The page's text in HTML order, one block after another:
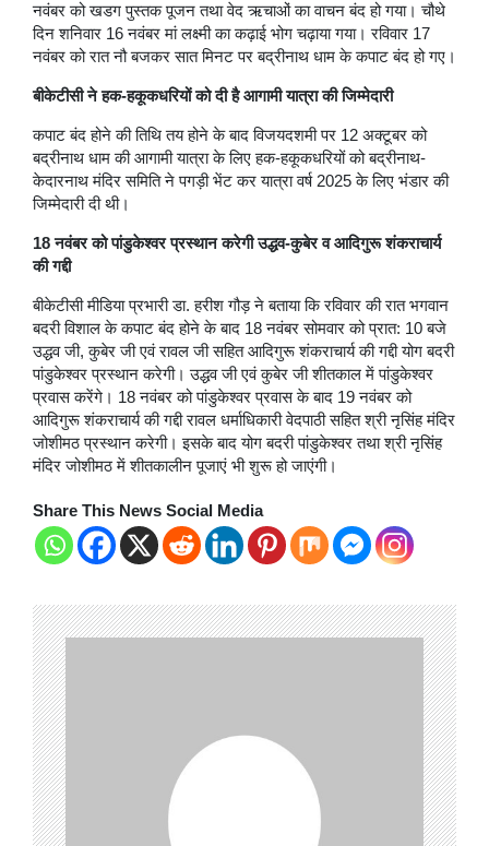
नवंबर को खडग पुस्तक पूजन तथा वेद ऋचाओं का वाचन बंद हो गया। चौथे
दिन शनिवार 16 नवंबर मां लक्ष्मी का कढ़ाई भोग चढ़ाया गया। रविवार 17
नवंबर को रात नौ बजकर सात मिनट पर बद्रीनाथ धाम के कपाट बंद हो गए।
बीकेटीसी ने हक-हकूकधरियों को दी है आगामी यात्रा की जिम्मेदारी
कपाट बंद होने की तिथि तय होने के बाद विजयदशमी पर 12 अक्टूबर को
बद्रीनाथ धाम की आगामी यात्रा के लिए हक-हकूकधरियों को बद्रीनाथ-
केदारनाथ मंदिर समिति ने पगड़ी भेंट कर यात्रा वर्ष 2025 के लिए भंडार की
जिम्मेदारी दी थी।
18 नवंबर को पांडुकेश्वर प्रस्थान करेगी उद्धव-कुबेर व आदिगुरू शंकराचार्य
की गद्दी
बीकेटीसी मीडिया प्रभारी डा. हरीश गौड़ ने बताया कि रविवार की रात भगवान
बदरी विशाल के कपाट बंद होने के बाद 18 नवंबर सोमवार को प्रात: 10 बजे
उद्धव जी, कुबेर जी एवं रावल जी सहित आदिगुरू शंकराचार्य की गद्दी योग बदरी
पांडुकेश्वर प्रस्थान करेगी। उद्धव जी एवं कुबेर जी शीतकाल में पांडुकेश्वर
प्रवास करेंगे। 18 नवंबर को पांडुकेश्वर प्रवास के बाद 19 नवंबर को
आदिगुरू शंकराचार्य की गद्दी रावल धर्माधिकारी वेदपाठी सहित श्री नृसिंह मंदिर
जोशीमठ प्रस्थान करेगी। इसके बाद योग बदरी पांडुकेश्वर तथा श्री नृसिंह
मंदिर जोशीमठ में शीतकालीन पूजाएं भी शुरू हो जाएंगी।
Share This News Social Media